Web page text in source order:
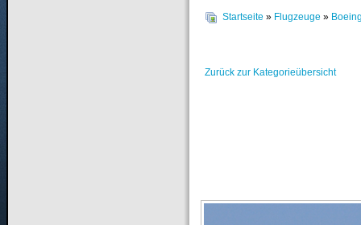
Startseite » Flugzeuge »
Zurück zur Kategorieübersicht